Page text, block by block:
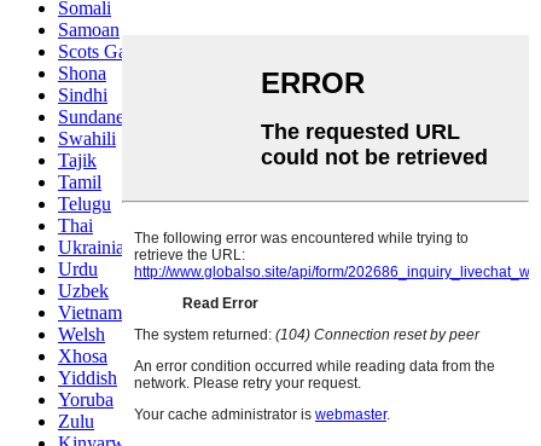
Somali
Samoan
Scots Gaelic
Shona
Sindhi
Sundanese
Swahili
Tajik
Tamil
Telugu
Thai
Ukrainian
Urdu
Uzbek
Vietnamese
Welsh
Xhosa
Yiddish
Yoruba
Zulu